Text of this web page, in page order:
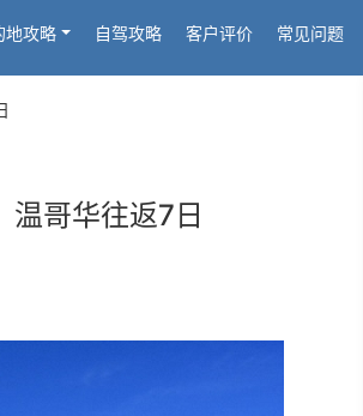
地攻略 自驾攻略 客户评价 常见问题
温哥华往返7日